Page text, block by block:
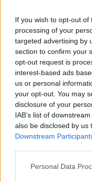
If you wish to opt-out
processing of your
targeted advertising by
section to confirm your
opt-out request is
interest-based ads
us or personal
your opt-out. You may
disclosure of your
IAB’s list of
also be disclosed by us
Downstream
Please note that this
Personal Data